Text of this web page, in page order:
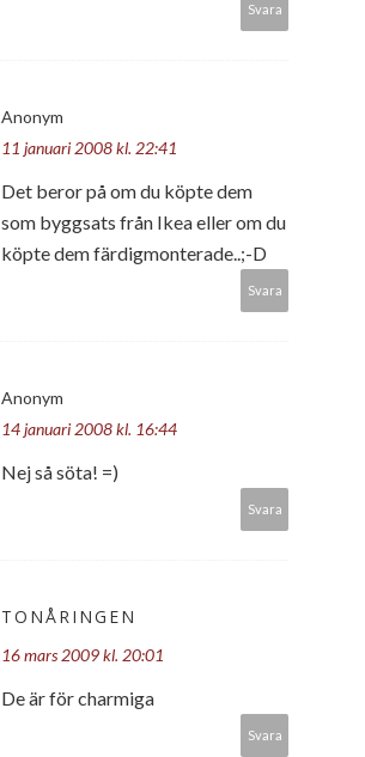
Svara
Anonym
11 januari 2008 kl. 22:41
Det beror på om du köpte dem
som byggsats från Ikea eller om du
köpte dem färdigmonterade..;-D
Svara
Anonym
14 januari 2008 kl. 16:44
Nej så söta! =)
Svara
TONÅRINGEN
16 mars 2009 kl. 20:01
De är för charmiga
Svara